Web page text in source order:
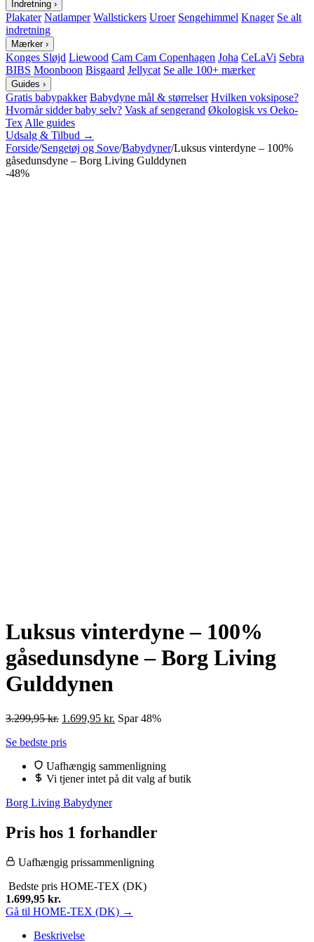
Indretning ›
Plakater Natlamper Wallstickers Uroer Sengehimmel Knager Se alt
indretning
Mærker ›
Konges Sløjd Liewood Cam Cam Copenhagen Joha CeLaVi Sebra
BIBS Moonboon Bisgaard Jellycat Se alle 100+ mærker
Guides ›
Gratis babypakker Babydyne mål & størrelser Hvilken voksipose?
Hvornår sidder baby selv? Vask af sengerand Økologisk vs Oeko-
Tex Alle guides
Udsalg & Tilbud →
Forside/Sengetøj og Sove/Babydyner/Luksus vinterdyne – 100%
gåsedunsdyne – Borg Living Gulddynen
-48%
Luksus vinterdyne – 100%
gåsedunsdyne – Borg Living
Gulddynen
3.299,95kr. Den
pris
3.299,95 kr..
1.699,95 kr. Den
1.699,95 kr..
Spar 48%
Se bedste pris
Uafhængig sammenligning
Vi tjener intet på dit valg af butik
Borg Living Babydyner
Pris hos 1 forhandler
Uafhængig prissammenligning
Bedste pris HOME-TEX (DK)
1.699,95 kr.
Gå til HOME-TEX (DK) →
Beskrivelse